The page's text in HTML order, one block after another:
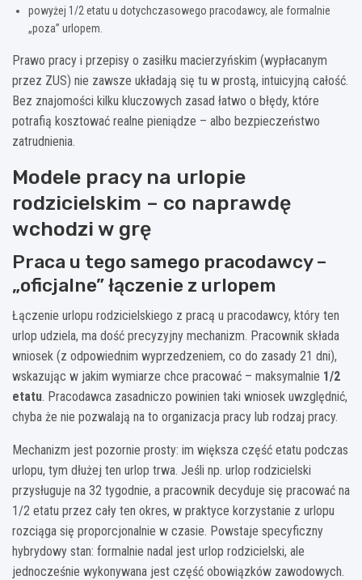
powyżej 1/2 etatu u dotychczasowego pracodawcy, ale formalnie
„poza” urlopem.
Prawo pracy i przepisy o zasiłku macierzyńskim (wypłacanym
przez ZUS) nie zawsze układają się tu w prostą, intuicyjną całość.
Bez znajomości kilku kluczowych zasad łatwo o błędy, które
potrafią kosztować realne pieniądze – albo bezpieczeństwo
zatrudnienia.
Modele pracy na urlopie
rodzicielskim – co naprawdę
wchodzi w grę
Praca u tego samego pracodawcy –
„oficjalne” łączenie z urlopem
Łączenie urlopu rodzicielskiego z pracą u pracodawcy, który ten
urlop udziela, ma dość precyzyjny mechanizm. Pracownik składa
wniosek (z odpowiednim wyprzedzeniem, co do zasady 21 dni),
wskazując w jakim wymiarze chce pracować – maksymalnie 1/2
etatu. Pracodawca zasadniczo powinien taki wniosek uwzględnić,
chyba że nie pozwalają na to organizacja pracy lub rodzaj pracy.
Mechanizm jest pozornie prosty: im większa część etatu podczas
urlopu, tym dłużej ten urlop trwa. Jeśli np. urlop rodzicielski
przysługuje na 32 tygodnie, a pracownik decyduje się pracować na
1/2 etatu przez cały ten okres, w praktyce korzystanie z urlopu
rozciąga się proporcjonalnie w czasie. Powstaje specyficzny
hybrydowy stan: formalnie nadal jest urlop rodzicielski, ale
jednocześnie wykonywana jest część obowiązków zawodowych.